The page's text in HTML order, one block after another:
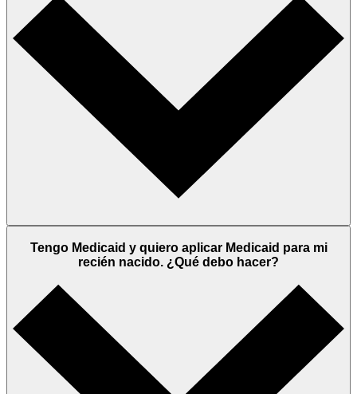
Tengo Medicaid y quiero aplicar Medicaid para mi
recién nacido. ¿Qué debo hacer?